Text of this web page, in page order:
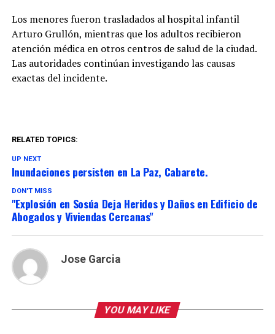
Los menores fueron trasladados al hospital infantil
Arturo Grullón, mientras que los adultos recibieron
atención médica en otros centros de salud de la ciudad.
Las autoridades continúan investigando las causas
exactas del incidente.
RELATED TOPICS:
UP NEXT
Inundaciones persisten en La Paz, Cabarete.
DON'T MISS
"Explosión en Sosúa Deja Heridos y Daños en Edificio de
Abogados y Viviendas Cercanas"
Jose Garcia
YOU MAY LIKE